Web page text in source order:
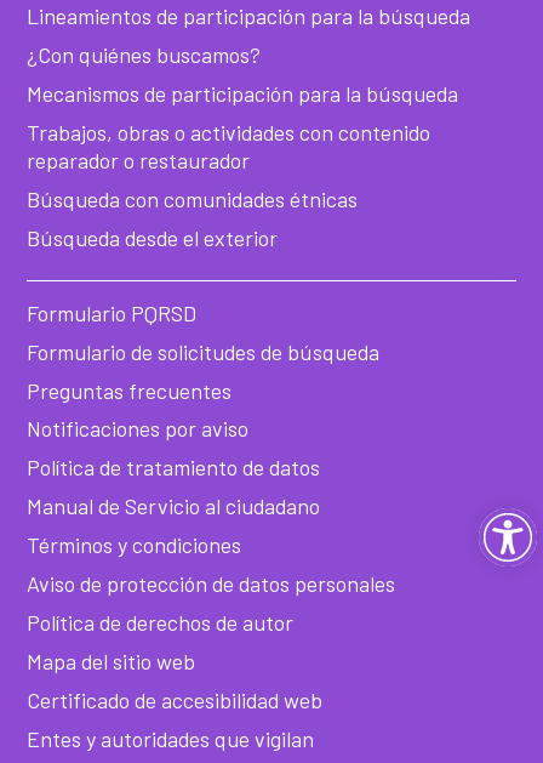
Lineamientos de participación para la búsqueda
¿Con quiénes buscamos?
Mecanismos de participación para la búsqueda
Trabajos, obras o actividades con contenido
reparador o restaurador
Búsqueda con comunidades étnicas
Búsqueda desde el exterior
Formulario PQRSD
Formulario de solicitudes de búsqueda
Preguntas frecuentes
Notificaciones por aviso
Política de tratamiento de datos
Manual de Servicio al ciudadano
Términos y condiciones
Aviso de protección de datos personales
Política de derechos de autor
Mapa del sitio web
Certificado de accesibilidad web
Entes y autoridades que vigilan